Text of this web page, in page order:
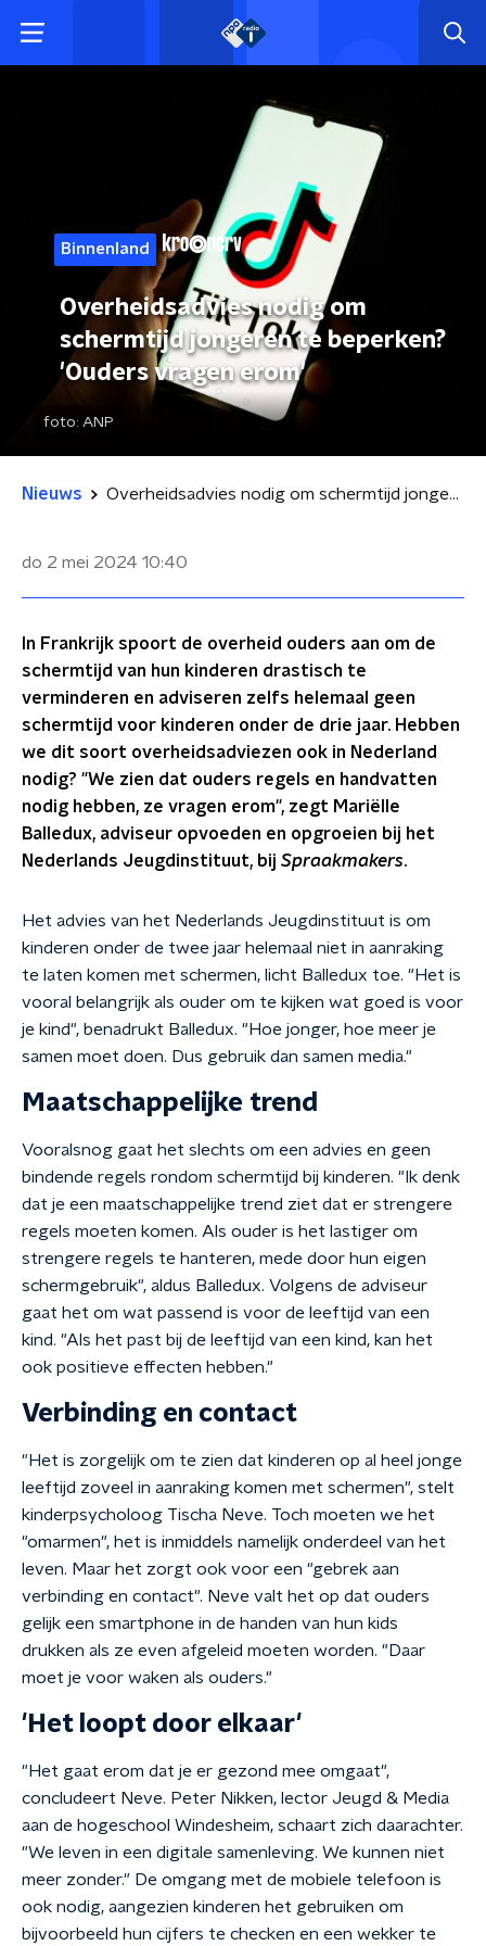
Binnenland
Overheidsadvies nodig om
schermtijd jongeren te beperken?
'Ouders vragen erom'
foto: ANP
Nieuws Overheidsadvies nodig om schermtijd jongeren te beperken? 'Ouders vragen erom'
do 2 mei 2024 10:40
In Frankrijk spoort de overheid ouders aan om de
schermtijd van hun kinderen drastisch te
verminderen en adviseren zelfs helemaal geen
schermtijd voor kinderen onder de drie jaar. Hebben
we dit soort overheidsadviezen ook in Nederland
nodig? "We zien dat ouders regels en handvatten
nodig hebben, ze vragen erom", zegt Mariëlle
Balledux, adviseur opvoeden en opgroeien bij het
Nederlands Jeugdinstituut, bij Spraakmakers.
Het advies van het Nederlands Jeugdinstituut is om
kinderen onder de twee jaar helemaal niet in aanraking
te laten komen met schermen, licht Balledux toe. "Het is
vooral belangrijk als ouder om te kijken wat goed is voor
je kind", benadrukt Balledux. "Hoe jonger, hoe meer je
samen moet doen. Dus gebruik dan samen media."
Maatschappelijke trend
Vooralsnog gaat het slechts om een advies en geen
bindende regels rondom schermtijd bij kinderen. "Ik denk
dat je een maatschappelijke trend ziet dat er strengere
regels moeten komen. Als ouder is het lastiger om
strengere regels te hanteren, mede door hun eigen
schermgebruik", aldus Balledux. Volgens de adviseur
gaat het om wat passend is voor de leeftijd van een
kind. "Als het past bij de leeftijd van een kind, kan het
ook positieve effecten hebben."
Verbinding en contact
"Het is zorgelijk om te zien dat kinderen op al heel jonge
leeftijd zoveel in aanraking komen met schermen", stelt
kinderpsycholoog Tischa Neve. Toch moeten we het
"omarmen", het is inmiddels namelijk onderdeel van het
leven. Maar het zorgt ook voor een "gebrek aan
verbinding en contact". Neve valt het op dat ouders
gelijk een smartphone in de handen van hun kids
drukken als ze even afgeleid moeten worden. "Daar
moet je voor waken als ouders."
'Het loopt door elkaar'
"Het gaat erom dat je er gezond mee omgaat",
concludeert Neve. Peter Nikken, lector Jeugd & Media
aan de hogeschool Windesheim, schaart zich daarachter.
"We leven in een digitale samenleving. We kunnen niet
meer zonder." De omgang met de mobiele telefoon is
ook nodig, aangezien kinderen het gebruiken om
bijvoorbeeld hun cijfers te checken en een wekker te